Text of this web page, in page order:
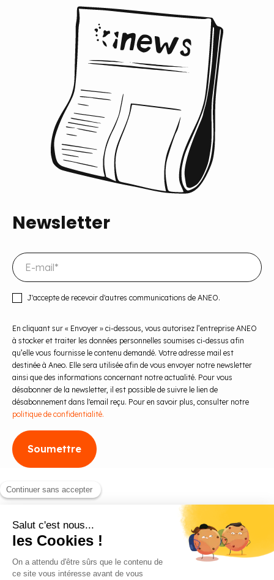
Newsletter
J'accepte de recevoir d'autres communications de ANEO.
En cliquant sur « Envoyer » ci-dessous, vous autorisez l’entreprise ANEO
à stocker et traiter les données personnelles soumises ci-dessus afin
qu’elle vous fournisse le contenu demandé. Votre adresse mail est
destinée à Aneo. Elle sera utilisée afin de vous envoyer notre newsletter
ainsi que des informations concernant notre actualité. Pour vous
désabonner de la newsletter, il est possible de suivre le lien de
désabonnement dans l'email reçu. Pour en savoir plus, consulter notre
politique de confidentialité.
Blog